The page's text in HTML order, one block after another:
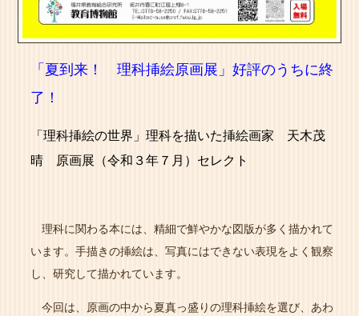
「夏到来！ 理科挿絵原画展」好評のうちに終
了！
「理科挿絵の世界」理科を描いた挿絵画家 天木茂
晴 原画展（令和３年７月）セレクト
理科に関わる本には、精細で鮮やかな図版が多く描かれて
います。手描きの挿絵は、写真にはできない表現をよく観察
し、研究して描かれています。
今回は、原画の中から夏真っ盛りの理科挿絵を選び、あわ